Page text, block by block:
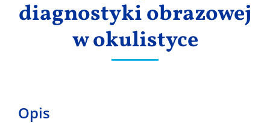
diagnostyki obrazowej
w okulistyce
Opis